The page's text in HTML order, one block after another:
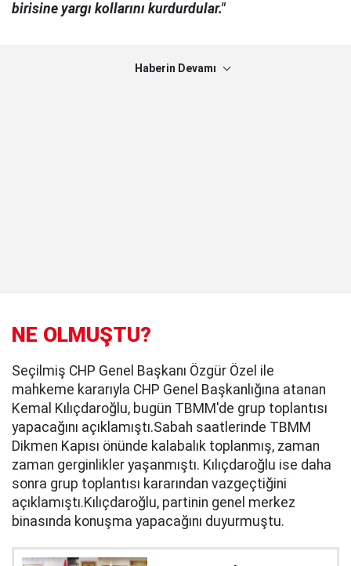
birisine yargı kollarını kurdurdular."
Haberin Devamı
NE OLMUŞTU?
Seçilmiş CHP Genel Başkanı Özgür Özel ile
mahkeme kararıyla CHP Genel Başkanlığına atanan
Kemal Kılıçdaroğlu, bugün TBMM'de grup toplantısı
yapacağını açıklamıştı.Sabah saatlerinde TBMM
Dikmen Kapısı önünde kalabalık toplanmış, zaman
zaman gerginlikler yaşanmıştı. Kılıçdaroğlu ise daha
sonra grup toplantısı kararından vazgeçtiğini
açıklamıştı.Kılıçdaroğlu, partinin genel merkez
binasında konuşma yapacağını duyurmuştu.